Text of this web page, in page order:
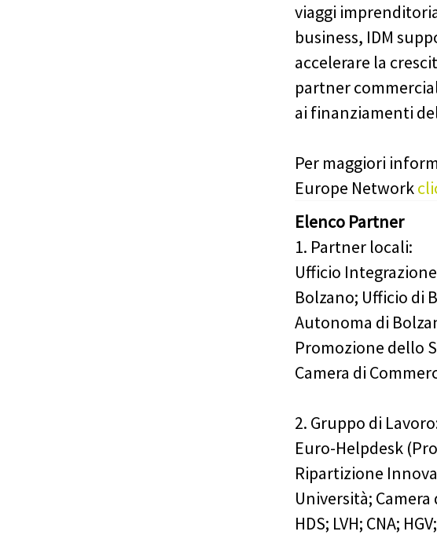
viaggi
business, IDM
accelerare la
partner
ai finanziamenti
Per maggiori
Europe Network
Elenco Partner
1. Partner locali:
Ufficio
Bolzano; Ufficio di
Autonoma di
Promozione dello
Camera di
2. Gruppo di
Euro-Helpdesk
Ripartizione
Università;
HDS; LVH; CNA;